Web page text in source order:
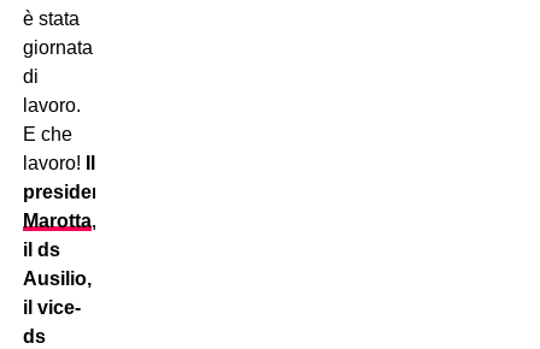
è stata
giornata
di
lavoro.
E che
lavoro!
presidente
Marotta,
il ds
Ausilio,
il vice-
ds